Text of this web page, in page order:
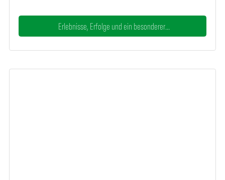
Erlebnisse, Erfolge und ein besonderer...